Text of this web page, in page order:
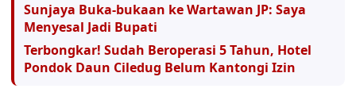
Sunjaya Buka-bukaan ke Wartawan JP: Saya
Menyesal Jadi Bupati
Terbongkar! Sudah Beroperasi 5 Tahun, Hotel
Pondok Daun Ciledug Belum Kantongi Izin